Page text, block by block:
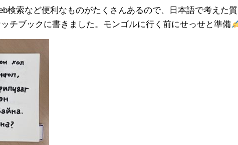
検索など便利なものがたくさんあるので、日本語で考えた
チブックに書きました。モンゴルに行く前にせっせと準備